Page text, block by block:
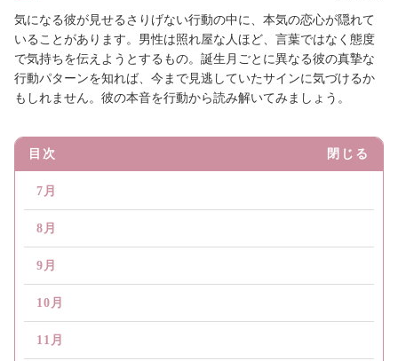
気になる彼が見せるさりげない行動の中に、本気の恋心が隠れて
いることがあります。男性は照れ屋な人ほど、言葉ではなく態度
で気持ちを伝えようとするもの。誕生月ごとに異なる彼の真摯な
行動パターンを知れば、今まで見逃していたサインに気づけるか
もしれません。彼の本音を行動から読み解いてみましょう。
目次 閉じる
7月
8月
9月
10月
11月